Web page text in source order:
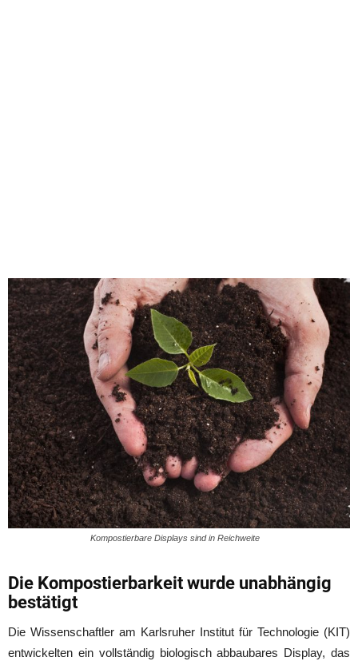
Kompostierbare Displays sind in Reichweite
Die Kompostierbarkeit wurde unabhängig
bestätigt
Die Wissenschaftler am Karlsruher Institut für Technologie (KIT)
entwickelten ein vollständig biologisch abbaubares Display, das